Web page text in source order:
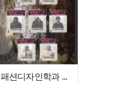
션디자인학과 ...